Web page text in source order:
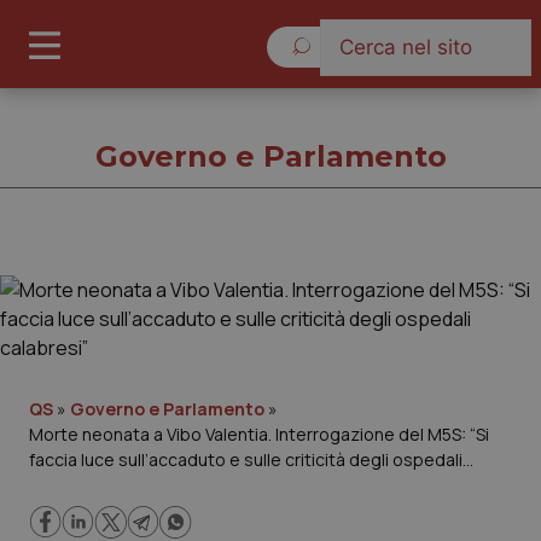
Cronache
Governo e Parlamento
Regioni e Asl
Lavoro e Professioni
Governo e Parlamento
QS » Governo e Parlamento »
Morte neonata a Vibo Valentia. Interrogazione del M5S: “Si
faccia luce sull’accaduto e sulle criticità degli ospedali